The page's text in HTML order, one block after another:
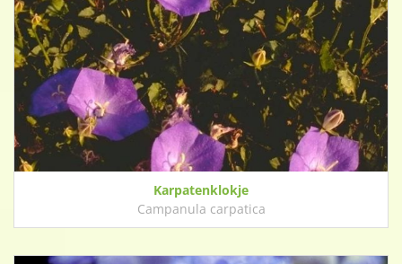
Karpatenklokje
Campanula carpatica